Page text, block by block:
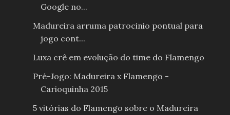
Google no...
Madureira arruma patrocinio pontual para
jogo cont...
Luxa crê em evolução do time do Flamengo
Pré-Jogo: Madureira x Flamengo -
Carioquinha 2015
5 vitórias do Flamengo sobre o Madureira